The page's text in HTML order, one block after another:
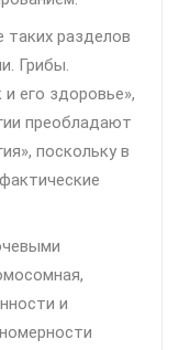
таких разделов
Грибы.
его здоровье»,
преобладают
поскольку в
и